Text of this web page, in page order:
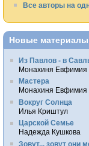
Все авторы на
Новые материалы
Из Павлов - в
Монахиня
Мастера
Монахиня
Вокруг Солнца
Илья Криштул
Царской Семье
Надежда Кушкова
Зовут... зовут они